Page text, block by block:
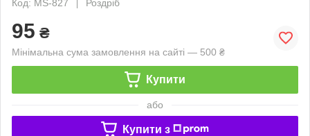
Код: MS-827
Роздріб
95 ₴
Мінімальна сума замовлення на сайті — 500 ₴
Купити
або
Купити з